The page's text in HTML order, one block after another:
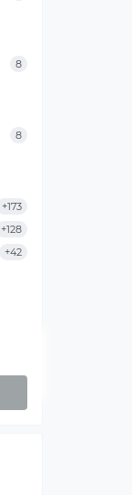
8
8
+173
+128
+42